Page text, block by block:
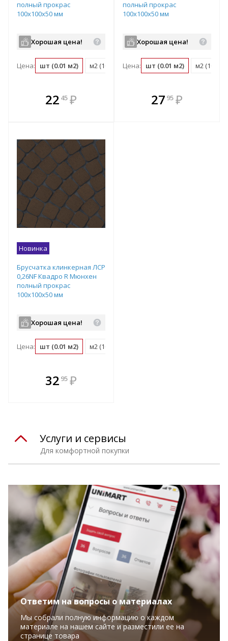
полный прокрас
100х100х50 мм
Хорошая цена!
Цена: шт (0.01 м2) м2 (100 шт) поддон (1080 шт)
22 45 ₽
В комплекте
всегда выгоднее!
полный прокрас
100х100х50 мм
Хорошая цена!
Цена: шт (0.01 м2) м2 (100
В комплекте
всегда выгоднее!
27 95 ₽
Новинка
Брусчатка клинкерная ЛСР
0,26NF Квадро R Мюнхен
полный прокрас
100х100х50 мм
Хорошая цена!
Цена: шт (0.01 м2) м2 (100 шт)
32 95 ₽
Для комфортной покупки
Услуги и сервисы
Ответим на вопросы о материалах
Мы собрали полную информацию о каждом
материале на нашем сайте и разместили ее на
странице товара